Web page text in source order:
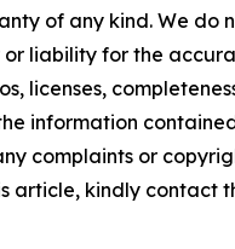
of any kind. We do
or liability for the
licenses,
information
complaints or
article, kindly contact